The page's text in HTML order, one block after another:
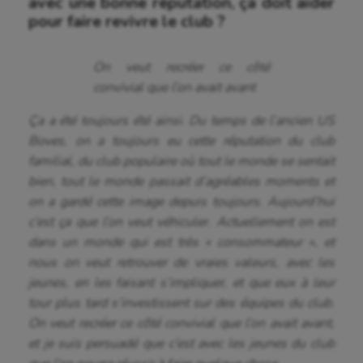
UNSS
Voile
Water-polo
pour faire revivre le club ?
On veut recréer ce côté
convivial que l’on avait avant
Ça a été toujours été ainsi. Du temps de l’ancien US
Boves, on a toujours eu cette réputation du club
familial, du club populaire où tout le monde se sentait
bien, tout le monde passait d’agréables moments et
on a gardé cette image depuis toujours. Aujourd’hui
c’est ça que l’on veut véhiculer. Actuellement on est
dans un monde qui est très « consommateur », et
nous on veut retrouver de vraies valeurs, avec les
jeunes, en les faisant s’impliquer, et que eux à leur
tour plus tard s’investissent sur des équipes du club.
On veut recréer ce côté convivial que l’on avait avant,
et je suis persuadé que c’est avec les jeunes du club